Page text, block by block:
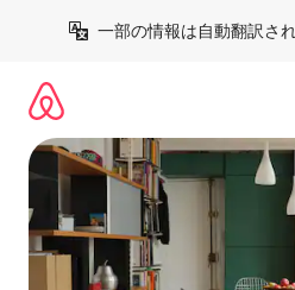
一部の情報は自動翻訳され